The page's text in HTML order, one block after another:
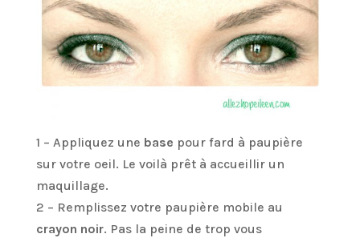
1 – Appliquez une base pour fard à paupière
sur votre oeil. Le voilà prêt à accueillir un
maquillage.
2 – Remplissez votre paupière mobile au
crayon noir. Pas la peine de trop vous